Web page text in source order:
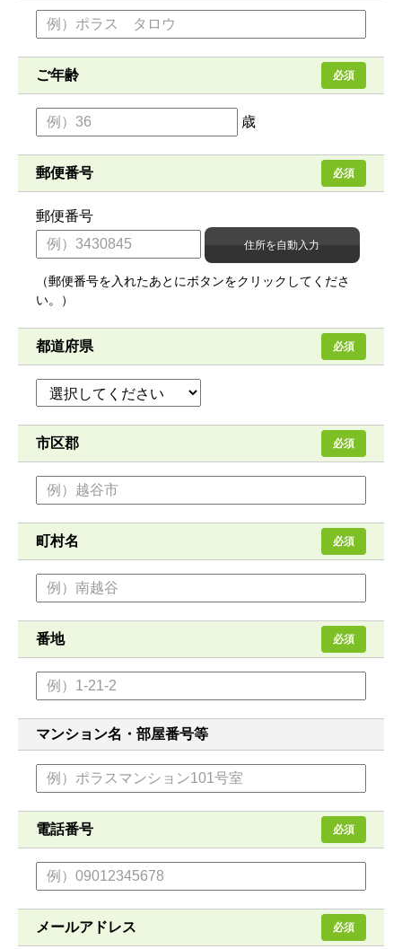
ご年齢 必須
歳
郵便番号 必須
郵便番号
（郵便番号を入れたあとにボタンをクリックしてくださ
い。）
都道府県 必須
市区郡 必須
町村名 必須
番地 必須
マンション名・部屋番号等
電話番号 必須
メールアドレス 必須